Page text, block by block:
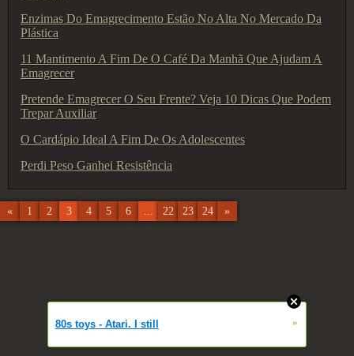
Enzimas Do Emagrecimento Estão No Alta No Mercado Da
Plástica
11 Mantimento ​​A Fim De O Café Da Manhã Que Ajudam A
Emagrecer
Pretende Emagrecer O Seu Frente? Veja 10 Dicas Que Podem
Trepar Auxiliar
O Cardápio Ideal A Fim De Os Adolescentes
Perdi Peso Ganhei Resistência
« 1 2 3 4 5 6 ... 22 23 24 »
80s toys - Atari. I still »